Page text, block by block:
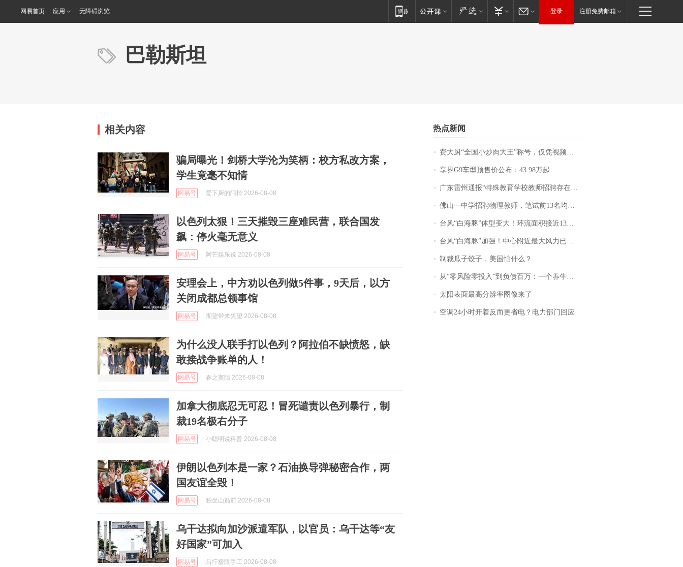
网易首页 应用 无障碍浏览 登录 注册免费邮箱
巴勒斯坦
相关内容
骗局曝光！剑桥大学沦为笑柄：校方私改方案，
学生竟毫不知情
网易号 爱下厨的阿椅 2026-08-08
以色列太狠！三天摧毁三座难民营，联合国发
飙：停火毫无意义
网易号 阿芒娱乐说 2026-08-08
安理会上，中方劝以色列做5件事，9天后，以方
关闭成都总领事馆
网易号 期望带来失望 2026-08-08
为什么没人联手打以色列？阿拉伯不缺愤怒，缺
敢接战争账单的人！
网易号 春之寞陌 2026-08-08
加拿大彻底忍无可忍！冒死谴责以色列暴行，制
裁19名极右分子
网易号 小聪明说科普 2026-08-08
伊朗以色列本是一家？石油换导弹秘密合作，两
国友谊全毁！
网易号 独坐山巅前 2026-08-08
乌干达拟向加沙派遣军队，以官员：乌干达等“友
好国家”可加入
网易号 吕坾极限手工 2026-08-08
热点新闻
费大厨“全国小炒肉大王”称号，仅凭视频评出？中国烹饪协会回应
享界G9车型预售价公布：43.98万起
广东雷州通报“特殊教育学校教师招聘存在违规行为”：已启动问责程序 副校长被停职
佛山一中学招聘物理教师，笔试前13名均遭淘汰？教育局：已叫停招聘，成立调查组全面核查
台风“白海豚”体型变大！环流面积接近13个浙江那么大
台风“白海豚”加强！中心附近最大风力已达15级 最新研判
制裁瓜子饺子，美国怕什么？
从“零风险零投入”到负债百万：一个养牛项目崩盘后，谁该为农户的贷款买单丨红星调查
太阳表面最高分辨率图像来了
空调24小时开着反而更省电？电力部门回应